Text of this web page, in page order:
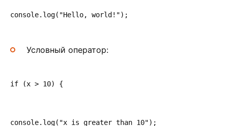
console.log("Hello, world!");
Условный оператор:
if (x > 10) {
console.log("x is greater than 10");